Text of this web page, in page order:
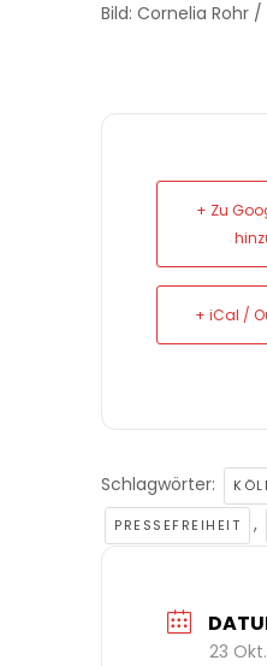
Bild: Cornelia Rohr
+ Zu
+ iCal /
Schlagwörter:
PRESSEFREIHEIT ,
23